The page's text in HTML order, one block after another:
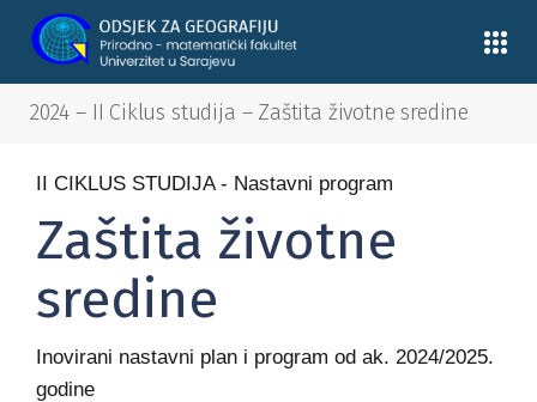
2024 – II Ciklus studija – Zaštita životne sredine
II CIKLUS STUDIJA - Nastavni program
Zaštita životne
sredine
Inovirani nastavni plan i program od ak. 2024/2025.
godine